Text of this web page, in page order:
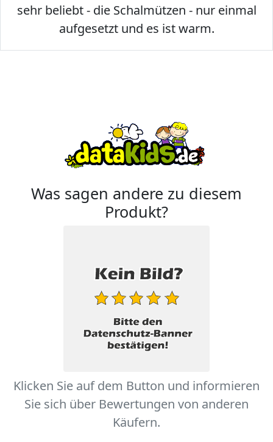
sehr beliebt - die Schalmützen - nur einmal
aufgesetzt und es ist warm.
Was sagen andere zu diesem
Produkt?
Klicken Sie auf dem Button und informieren
Sie sich über Bewertungen von anderen
Käufern.